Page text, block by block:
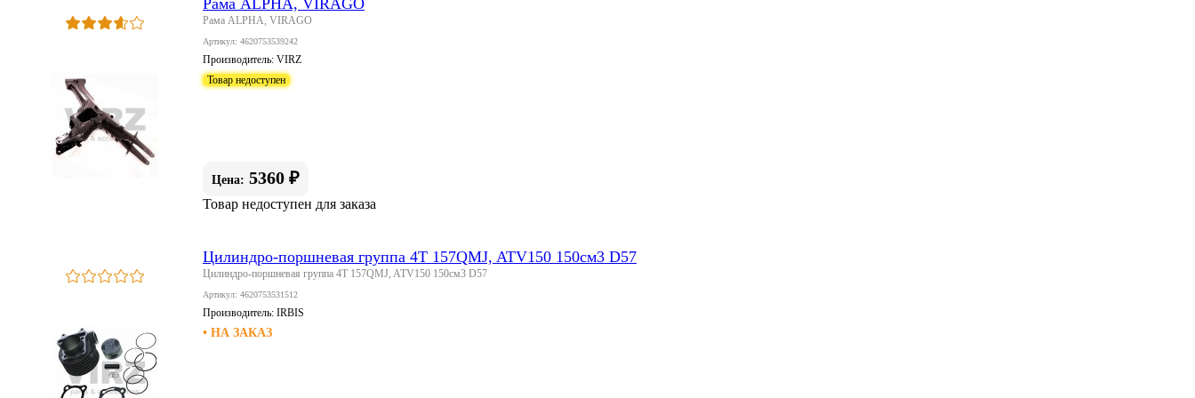
Рама ALPHA, VIRAGO
Артикул: 4620753539242
Производитель: VIRZ
Товар недоступен
Цена: 5360 ₽
Товар недоступен для заказа
Цилиндро-поршневая группа 4Т 157QMJ, ATV150 150см3 D57
Цилиндро-поршневая группа 4Т 157QMJ, ATV150 150см3 D57
Артикул: 4620753531512
Производитель: IRBIS
• НА ЗАКАЗ